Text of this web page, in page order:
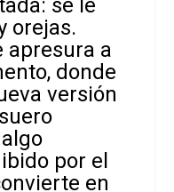
se le
orejas.
apresura a
donde
versión
por el
en